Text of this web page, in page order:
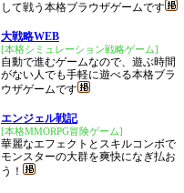
して戦う本格ブラウザゲームです
大戦略WEB
[本格シミュレーション戦略ゲーム]
自動で進むゲームなので、遊ぶ時間
がない人でも手軽に遊べる本格ブラ
ウザゲームです
エンジェル戦記
[本格MMORPG冒険ゲーム]
華麗なエフェクトとスキルコンボで
モンスターの大群を爽快になぎ払お
う！